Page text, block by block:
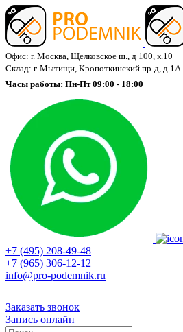
Офис: г. Москва, Щелковское ш., д 100, к.10
Склад: г. Мытищи, Кропоткинский пр-д, д.1А
Часы работы: Пн-Пт 09:00 - 18:00
+7 (495) 208-49-48
+7 (965) 306-12-12
info@pro-podemnik.ru
Заказать звонок
Запись онлайн